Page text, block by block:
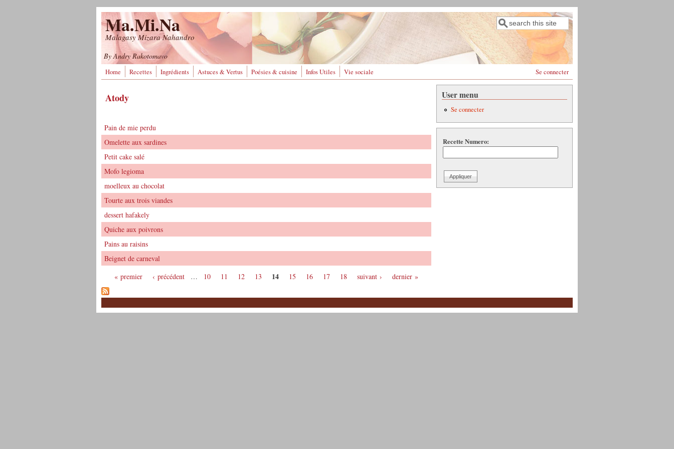
Ma.Mi.Na
Malagasy Mizara Nahandro
Formulaire de recherche
Rechercher
By Andry Rakotomavo
Home Recettes Ingrédients Astuces & Vertus Poésies & cuisine Infos Utiles Vie sociale Se connecter
Atody
Pain de mie perdu
Omelette aux sardines
Petit cake salé
Mofo legioma
moelleux au chocolat
Tourte aux trois viandes
dessert hafakely
Quiche aux poivrons
Pains au raisins
Beignet de carneval
Pages« premier ‹ précédent … 10 11 12 13 14 15 16 17 18 suivant › dernier »
User menu
Se connecter
Recette Numero: